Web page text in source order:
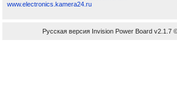
www.electronics.kamera24.ru
Русская версия Invision Power Board v2.1.7